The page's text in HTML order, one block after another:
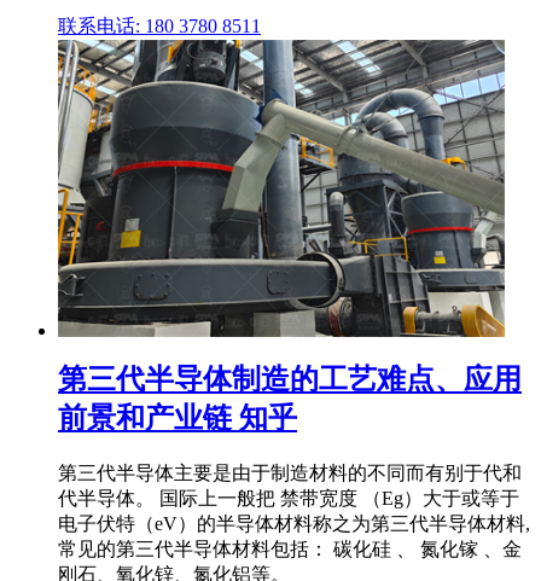
联系电话: 180 3780 8511
第三代半导体制造的工艺难点、应用
前景和产业链 知乎
第三代半导体主要是由于制造材料的不同而有别于代和
代半导体。 国际上一般把 禁带宽度 （Eg）大于或等于
电子伏特（eV）的半导体材料称之为第三代半导体材料,
常见的第三代半导体材料包括： 碳化硅 、 氮化镓 、金
刚石、氧化锌、氮化铝等。